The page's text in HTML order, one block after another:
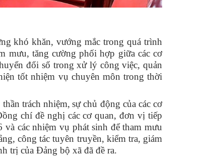
khó khăn, vướng mắc trong quá trình
mưu, tăng cường phối hợp giữa các cơ
đổi số trong xử lý công việc, quản
tốt nhiệm vụ chuyên môn trong thời
trách nhiệm, sự chủ động của các cơ
chí đề nghị các cơ quan, đơn vị tiếp
các nhiệm vụ phát sinh để tham mưu
công tác tuyên truyền, kiểm tra, giám
trị của Đảng bộ xã đã đề ra.